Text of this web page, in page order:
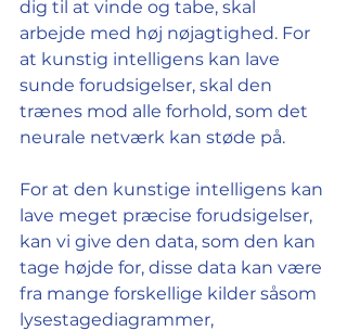
dig til at vinde og tabe, skal
arbejde med høj nøjagtighed. For
at kunstig intelligens kan lave
sunde forudsigelser, skal den
trænes mod alle forhold, som det
neurale netværk kan støde på.
For at den kunstige intelligens kan
lave meget præcise forudsigelser,
kan vi give den data, som den kan
tage højde for, disse data kan være
fra mange forskellige kilder såsom
lysestagediagrammer,